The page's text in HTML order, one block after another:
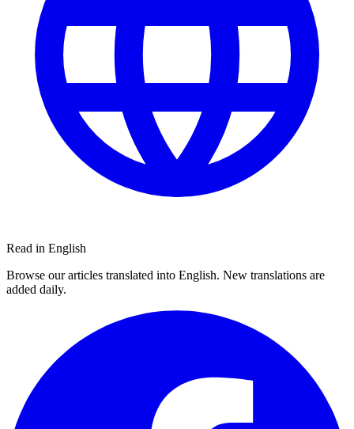
Read in English
Browse our articles translated into English. New translations are
added daily.